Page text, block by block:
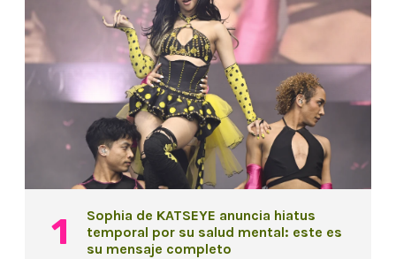
Sophia de KATSEYE anuncia hiatus
temporal por su salud mental: este es
su mensaje completo